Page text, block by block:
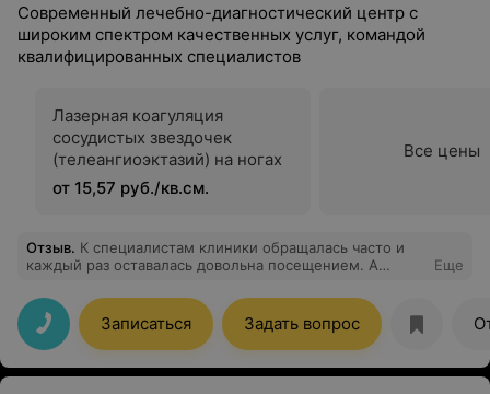
Современный лечебно-диагностический центр с
широким спектром качественных услуг, командой
квалифицированных специалистов
Лазерная коагуляция
сосудистых звездочек
(телеангиоэктазий) на ногах
от 15,57 руб./кв.см.
Все цены
Отзыв. К специалистам клиники обращалась часто и
каждый раз оставалась довольна посещением. А
года. На входе в клинику ей стало плохо. Буквально
через минуту возле нее уже были врачи, быстро
оказали помощь, сделали все необходимое и даже
больше. На УЗИ мы опоздали, но, тем не менее, нас
приняли и отнеслись очень внимательно. Благодарю
Еще
Записаться Задать вопрос